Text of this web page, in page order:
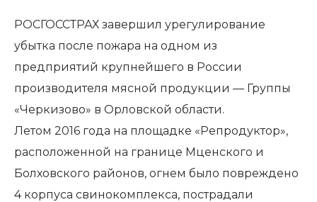
РОСГОССТРАХ завершил урегулирование
убытка после пожара на одном из
предприятий крупнейшего в России
производителя мясной продукции — Группы
«Черкизово» в Орловской области.
Летом 2016 года на площадке «Репродуктор»,
расположенной на границе Мценского и
Болховского районов, огнем было повреждено
4 корпуса свинокомплекса, пострадали